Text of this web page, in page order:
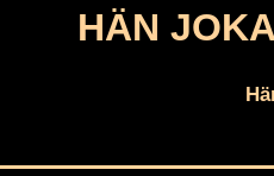
HÄN